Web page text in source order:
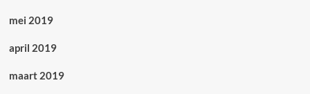
mei 2019
april 2019
maart 2019